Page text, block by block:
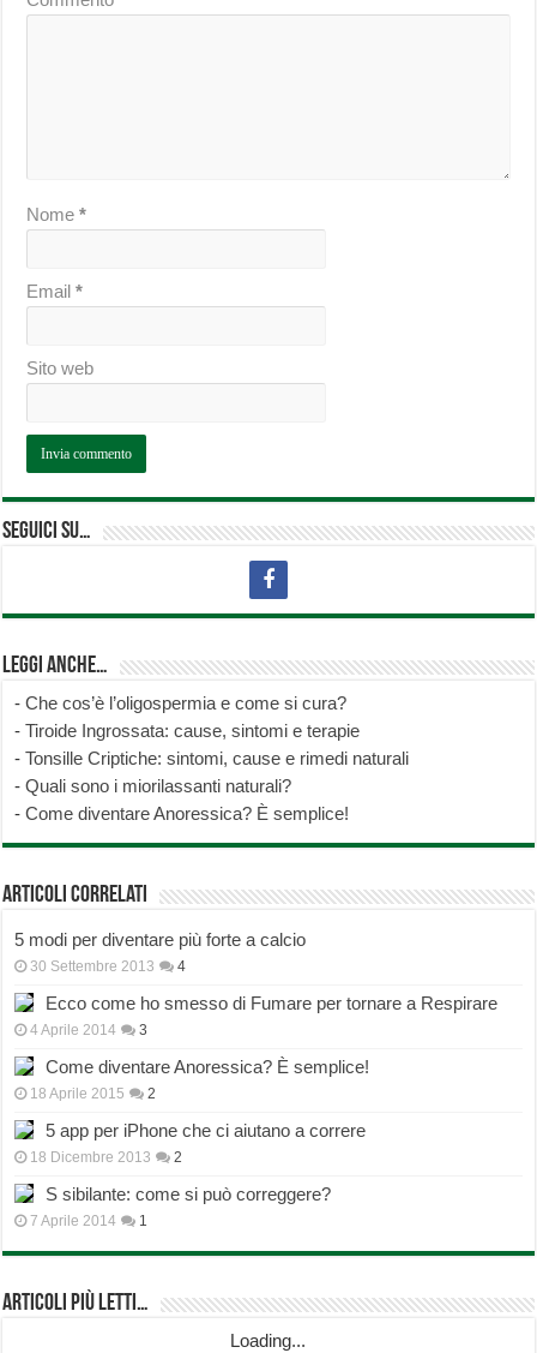
Nome*
Email*
Sito web
Seguici su…
Leggi anche…
-Che cos’è l’oligospermia e come si cura?
-Tiroide Ingrossata: cause, sintomi e terapie
-Tonsille Criptiche: sintomi, cause e rimedi naturali
-Quali sono i miorilassanti naturali?
-Come diventare Anoressica? È semplice!
Articoli correlati
5 modi per diventare più forte a calcio
30 Settembre 2013 4
Ecco come ho smesso di Fumare per tornare a Respirare
4 Aprile 2014 3
Come diventare Anoressica? È semplice!
18 Aprile 2015 2
5 app per iPhone che ci aiutano a correre
18 Dicembre 2013 2
S sibilante: come si può correggere?
7 Aprile 2014 1
Articoli più Letti…
Loading...